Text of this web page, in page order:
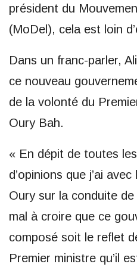
président du
(MoDel), cela est loin
Dans un franc-parler,
ce nouveau
de la volonté du
Oury Bah.
« En dépit de toutes
d’opinions que j’ai
Oury sur la conduite de
mal à croire que ce
composé soit le reflet
Premier ministre qu’il